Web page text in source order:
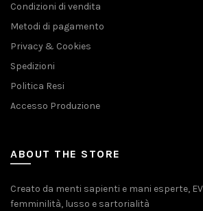
Condizioni di vendita
Metodi di pagamento
Privacy & Cookies
Spedizioni
Politica Resi
Accesso Produzione
ABOUT THE STORE
Creato da menti sapienti e mani esperte,
femminilità, lusso e sartorialità